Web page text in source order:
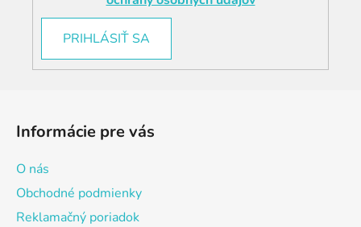
PRIHLÁSIŤ SA
Informácie pre vás
O nás
Obchodné podmienky
Reklamačný poriadok